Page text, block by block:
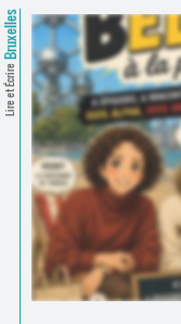
Lire et Écrire
Bruxelles